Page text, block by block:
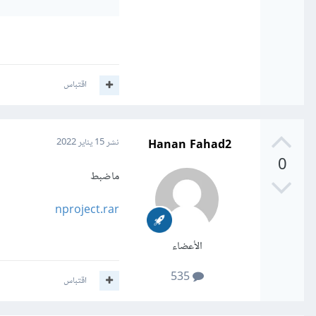
اقتباس
0
Hanan Fahad2
الأعضاء
535
نشر15 يناير 2022
ماضبط
nproject.rar
اقتباس